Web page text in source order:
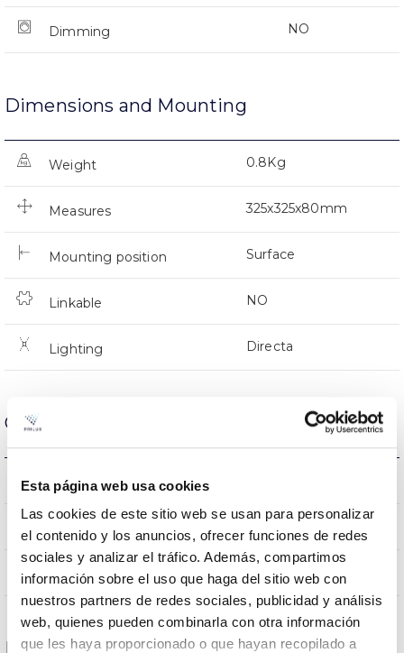
Esta página web usa cookies
Las cookies de este sitio web se usan para personalizar
el contenido y los anuncios, ofrecer funciones de redes
sociales y analizar el tráfico. Además, compartimos
información sobre el uso que haga del sitio web con
nuestros partners de redes sociales, publicidad y análisis
web, quienes pueden combinarla con otra información
que les haya proporcionado o que hayan recopilado a
Dimming NO
Dimensions and Mounting
Weight 0.8Kg
Measures 325x325x80mm
Mounting position Surface
Linkable NO
Lighting Directa
Optical data
Colour temperature
CRI Colour rendering index
Opening angle 55